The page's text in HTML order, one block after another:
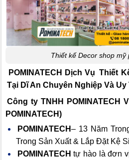
Thiết kế Decor shop mỹ
POMINATECH Dịch Vụ Thiết
Tại Dĩ An Chuyên Nghiệp Và Uy
Công ty TNHH POMINATECH
POMINATECH)
POMINATECH– 13 Năm
Trong Sản Xuất & Lắp Đặt Kệ
POMINATECHtự hào là đơn